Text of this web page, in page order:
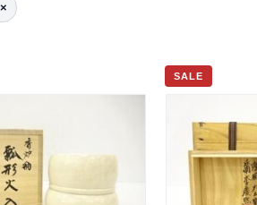
×
SALE